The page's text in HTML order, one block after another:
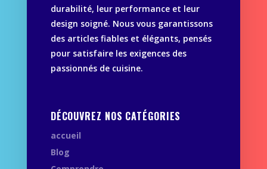
durabilité, leur performance et leur
design soigné. Nous vous garantissons
des articles fiables et élégants, pensés
pour satisfaire les exigences des
passionnés de cuisine.
DÉCOUVREZ NOS CATÉGORIES
accueil
Blog